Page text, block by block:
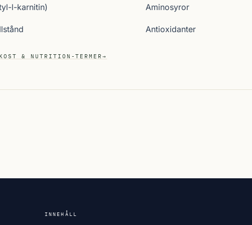
l-karnitin) Aminosyror
Antioxidanter
& NUTRITION-TERMER→
INNEHÅLL